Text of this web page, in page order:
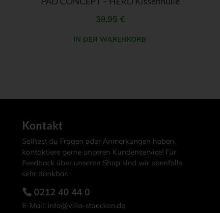
39,95 €
IN DEN WARENKORB
Kontakt
Solltest du Fragen oder Anmerkungen haben,
kontaktiere gerne unseren Kundenservice! Für
Feedback über unseren Shop sind wir ebenfalls
sehr dankbar.
0212 40 44 0
E-Mail: info@villa-stoecken.de